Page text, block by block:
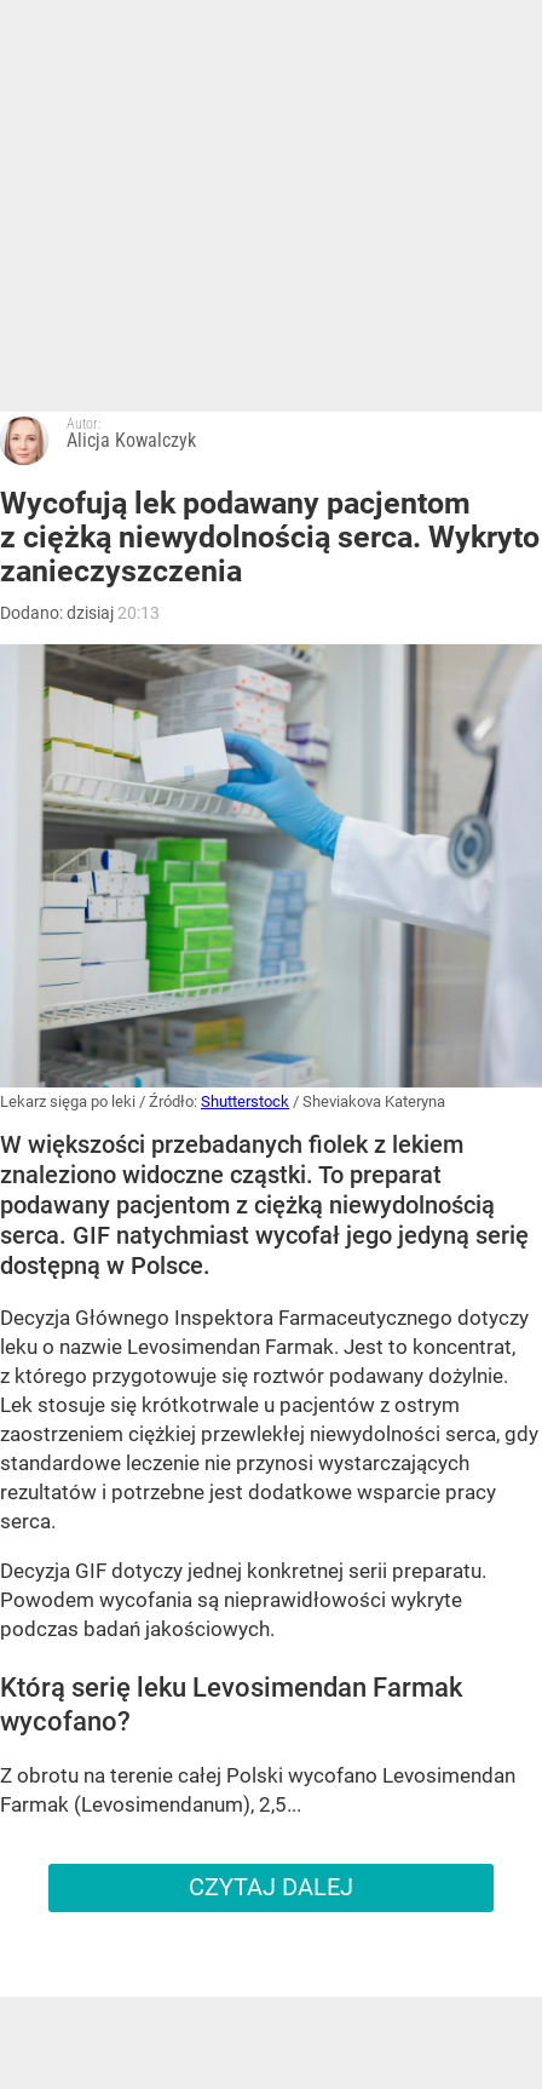
Autor:
Alicja Kowalczyk
Wycofują lek podawany pacjentom
z ciężką niewydolnością serca. Wykryto
zanieczyszczenia
Dodano:dzisiaj 20:13
Lekarz sięga po leki / Źródło: Shutterstock / Sheviakova Kateryna
W większości przebadanych fiolek z lekiem
znaleziono widoczne cząstki. To preparat
podawany pacjentom z ciężką niewydolnością
serca. GIF natychmiast wycofał jego jedyną serię
dostępną w Polsce.
Decyzja Głównego Inspektora Farmaceutycznego dotyczy
leku o nazwie Levosimendan Farmak. Jest to koncentrat,
z którego przygotowuje się roztwór podawany dożylnie.
Lek stosuje się krótkotrwale u pacjentów z ostrym
zaostrzeniem ciężkiej przewlekłej niewydolności serca, gdy
standardowe leczenie nie przynosi wystarczających
rezultatów i potrzebne jest dodatkowe wsparcie pracy
serca.
Decyzja GIF dotyczy jednej konkretnej serii preparatu.
Powodem wycofania są nieprawidłowości wykryte
podczas badań jakościowych.
Którą serię leku Levosimendan Farmak
wycofano?
Z obrotu na terenie całej Polski wycofano Levosimendan
Farmak (Levosimendanum), 2,5...
CZYTAJ DALEJ